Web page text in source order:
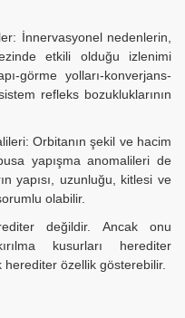
İnnervasyonel nedenlerin,
etkili olduğu izlenimi
görme yolları-konverjans-
refleks bozukluklarının
Orbitanın şekil ve hacim
yapışma anomalileri de
yapısı, uzunluğu, kitlesi ve
olabilir.
değildir. Ancak onu
kusurları herediter
herediter özellik gösterebilir.